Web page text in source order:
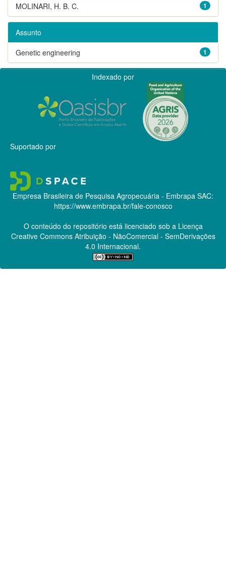
1
MOLINARI, H. B. C.
Assunto
1
Genetic engineering
Indexado por
Suportado por
Empresa Brasileira de Pesquisa Agropecuária - Embrapa SAC:
https://www.embrapa.br/fale-conosco
O conteúdo do repositório está licenciado sob a Licença
Creative CommonsAtribuição - NãoComercial - SemDerivações
4.0 Internacional.